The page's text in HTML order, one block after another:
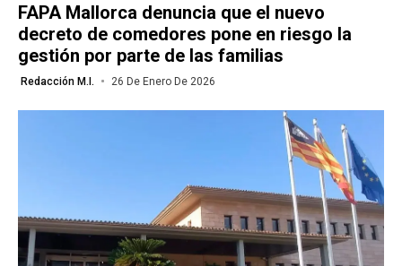
FAPA Mallorca denuncia que el nuevo
decreto de comedores pone en riesgo la
gestión por parte de las familias
Redacción M.I. 26 De Enero De 2026